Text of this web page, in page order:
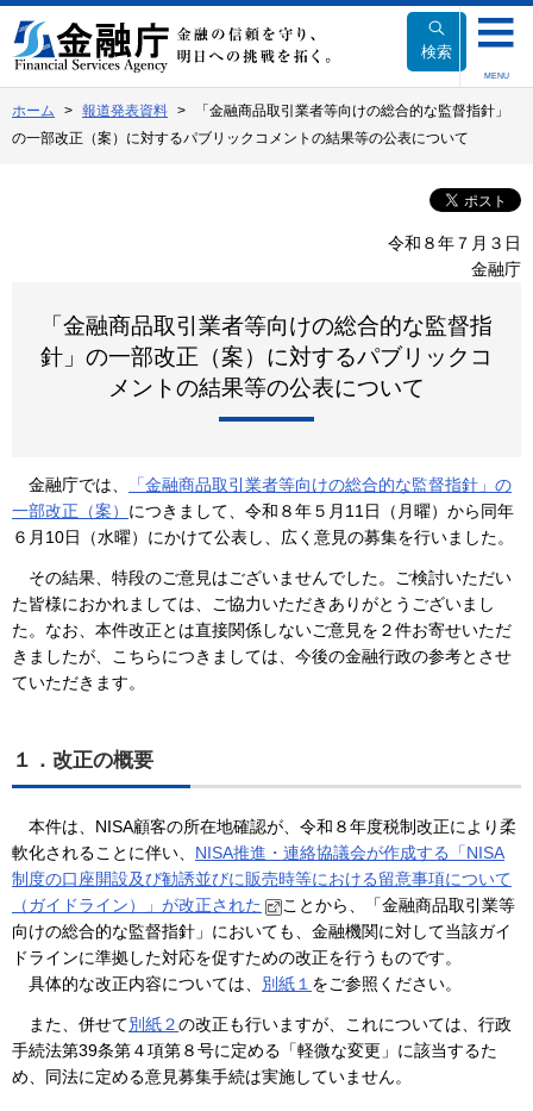
文
へ
動
検索
MENU
ホーム 報道発表資料
「金融商品取引業者等向けの総合的な監督指針」
の一部改正（案）に対するパブリックコメントの結果等の公表について
令和８年７月３日
金融庁
「金融商品取引業者等向けの総合的な監督指
針」の一部改正（案）に対するパブリックコ
メントの結果等の公表について
金融庁では、
「金融商品取引業者等向けの総合的な監督指針」の
一部改正（案） につきまして、令和８年５月11日（月曜）から同年
６月10日（水曜）にかけて公表し、広く意見の募集を行いました。
その結果、特段のご意見はございませんでした。ご検討いただい
た皆様におかれましては、ご協力いただきありがとうございまし
た。なお、本件改正とは直接関係しないご意見を２件お寄せいただ
きましたが、こちらにつきましては、今後の金融行政の参考とさせ
ていただきます。
１．改正の概要
本件は、NISA顧客の所在地確認が、令和８年度税制改正により柔
軟化されることに伴い、 NISA推進・連絡協議会が作成する「NISA
制度の口座開設及び勧誘並びに販売時等における留意事項について
（ガイドライン）」が改正された
ことから、「金融商品取引業等
向けの総合的な監督指針」においても、金融機関に対して当該ガイ
ドラインに準拠した対応を促すための改正を行うものです。
具体的な改正内容については、 別紙１ をご参照ください。
また、併せて別紙２の改正も行いますが、これについては、行政
手続法第39条第４項第８号に定める「軽微な変更」に該当するた
め、同法に定める意見募集手続は実施していません。